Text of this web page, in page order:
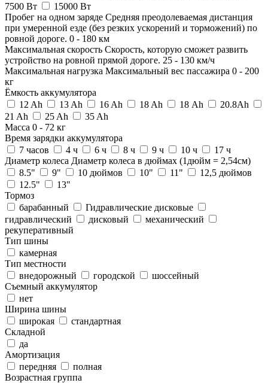
7500 Вт
15000 Вт
Пробег на одном заряде Средняя преодолеваемая дистанция
при умеренной езде (без резких ускорений и торможений) по
ровной дороге. 0 - 180 км
Максимальная скорость Скорость, которую сможет развить
устройство на ровной прямой дороге. 25 - 130 км/ч
Максимальная нагрузка Максимальный вес пассажира 0 - 200
кг
Ёмкость аккумулятора
12 Ah
13 Ah 16 Ah 18 Ah 18 Аh
20.8Ah
21 Ah
25 Ah
35 Ah
Масса 0 - 72 кг
Время зарядки аккумулятора
7 часов
4 ч 6 ч 8 ч 9 ч 10 ч
17 ч
Диаметр колеса Диаметр колеса в дюймах (1дюйм = 2,54см)
8.5"
9" 10 дюймов 10" 11"
12,5 дюймов
12.5"
13"
Тормоз
барабанный
Гидравлические дисковые
гидравлический
дисковый
механический
рекуперативный
Тип шины
камерная
Тип местности
внедорожный
городской
шоссейный
Съемный аккумулятор
нет
Ширина шины
широкая
стандартная
Складной
да
Амортизация
передняя
полная
Возрастная группа